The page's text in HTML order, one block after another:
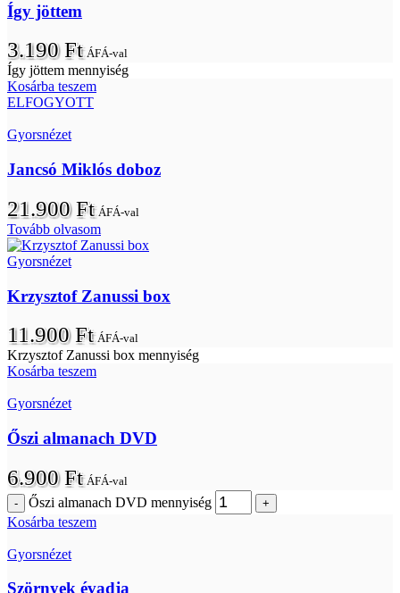
Így jöttem
3.190Ft ÁFÁ-val
Így jöttem mennyiség
Kosárba teszem
ELFOGYOTT
Gyorsnézet
Jancsó Miklós doboz
21.900Ft ÁFÁ-val
Tovább olvasom
Gyorsnézet
Krzysztof Zanussi box
11.900Ft ÁFÁ-val
Krzysztof Zanussi box mennyiség
Kosárba teszem
Gyorsnézet
Őszi almanach DVD
6.900Ft ÁFÁ-val
Őszi almanach DVD mennyiség
Kosárba teszem
Gyorsnézet
Szörnyek évadja